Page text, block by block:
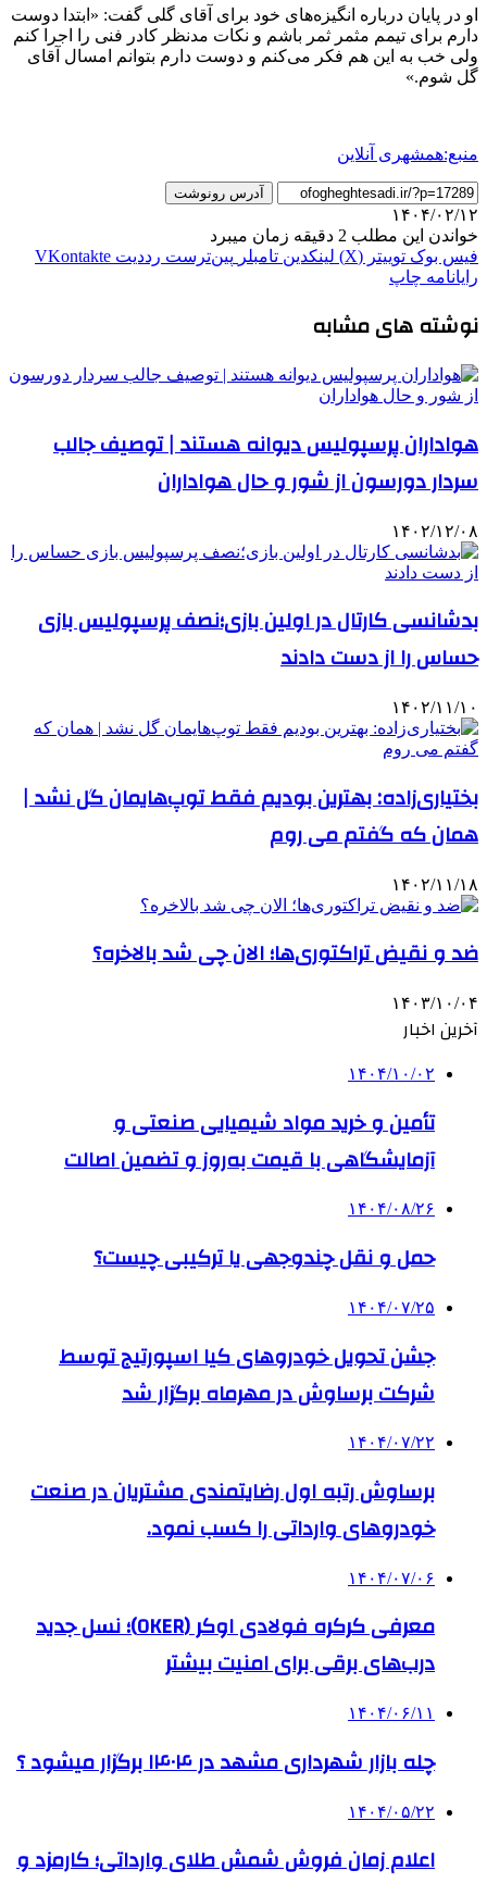
او در پایان درباره انگیزه‌های خود برای آقای گلی گفت: «ابتدا دوست
دارم برای تیمم مثمر ثمر باشم و نکات مدنظر کادر فنی را اجرا کنم
ولی خب به این هم فکر می‌کنم و دوست دارم بتوانم امسال آقای
گل شوم.»
منبع:همشهری آنلاین
آدرس رونوشت
۱۴۰۴/۰۲/۱۲
خواندن این مطلب 2 دقیقه زمان میبرد
فیس بوک توییتر (X) لینکدین ‫تامبلر ‫پین‌ترست ‫رددیت ‫VKontakte
رایانامه چاپ
نوشته های مشابه
هواداران پرسپولیس دیوانه هستند | توصیف جالب
سردار دورسون از شور و حال هواداران
۱۴۰۲/۱۲/۰۸
بدشانسی کارتال در اولین بازی؛‌نصف پرسپولیس بازی
حساس را از دست دادند
۱۴۰۲/۱۱/۱۰
بختیاری‌زاده: بهترین بودیم فقط توپ‌هایمان گل نشد |
همان که گفتم می روم
۱۴۰۲/۱۱/۱۸
ضد و نقیض تراکتوری‌ها؛ الان چی شد بالاخره؟
۱۴۰۳/۱۰/۰۴
آخرین اخبار
۱۴۰۴/۱۰/۰۲
تأمین و خرید مواد شیمیایی صنعتی و
آزمایشگاهی با قیمت به‌روز و تضمین اصالت
۱۴۰۴/۰۸/۲۶
حمل و نقل چندوجهی یا ترکیبی چیست؟
۱۴۰۴/۰۷/۲۵
جشن تحویل خودروهای کیا اسپورتیج توسط
شرکت برساوش در مهرماه برگزار شد
۱۴۰۴/۰۷/۲۲
برساوش رتبه اول رضایتمندی مشتریان در صنعت
خودروهای وارداتی را کسب نمود.
۱۴۰۴/۰۷/۰۶
معرفی کرکره فولادی اوکر (OKER)؛ نسل جدید
درب‌های برقی برای امنیت بیشتر
۱۴۰۴/۰۶/۱۱
چله بازار شهرداری مشهد در ۱۴۰۴ برگزار میشود ؟
۱۴۰۴/۰۵/۲۲
اعلام زمان فروش شمش طلای وارداتی؛ کارمزد و